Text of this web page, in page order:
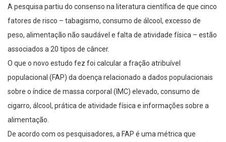
A pesquisa partiu do consenso na literatura científica de que cinco
fatores de risco – tabagismo, consumo de álcool, excesso de
peso, alimentação não saudável e falta de atividade física – estão
associados a 20 tipos de câncer.
O que o novo estudo fez foi calcular a fração atribuível
populacional (FAP) da doença relacionado a dados populacionais
sobre o índice de massa corporal (IMC) elevado, consumo de
cigarro, álcool, prática de atividade física e informações sobre a
alimentação.
De acordo com os pesquisadores, a FAP é uma métrica que